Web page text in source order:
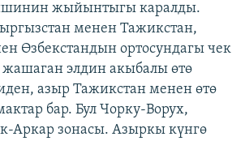
жыйынтыгы каралды.
менен Тажикстан,
Өзбекстандын ортосундагы чек
элдин акыбалы өтө
азыр Тажикстан менен өтө
бар. Бул Чорку-Ворух,
Аркар зонасы. Азыркы күнгө